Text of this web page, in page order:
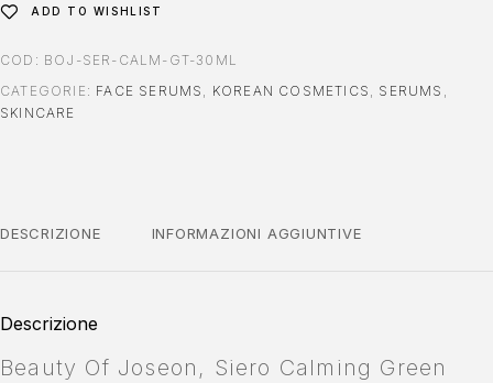
ADD TO WISHLIST
COD: BOJ-SER-CALM-GT-30ML
CATEGORIE: FACE SERUMS , KOREAN COSMETICS , SERUMS ,
SKINCARE
DESCRIZIONE INFORMAZIONI AGGIUNTIVE
Descrizione
Beauty Of Joseon, Siero Calming Green